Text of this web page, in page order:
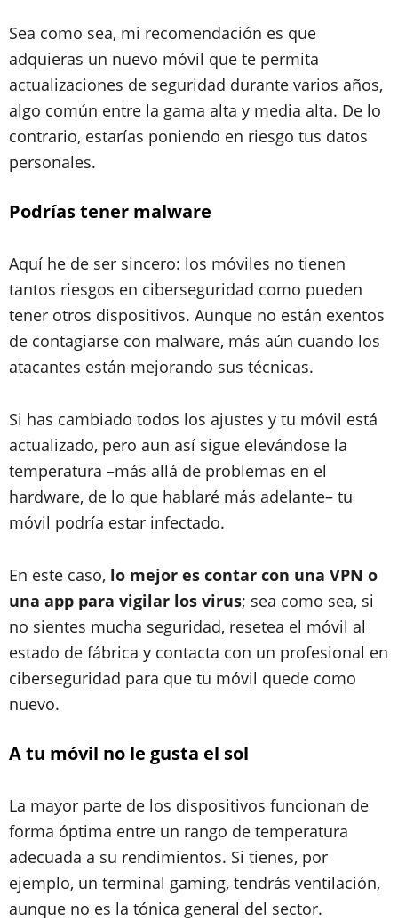
Sea como sea, mi recomendación es que
adquieras un nuevo móvil que te permita
actualizaciones de seguridad durante varios años,
algo común entre la gama alta y media alta. De lo
contrario, estarías poniendo en riesgo tus datos
personales.
Podrías tener malware
Aquí he de ser sincero: los móviles no tienen
tantos riesgos en ciberseguridad como pueden
tener otros dispositivos. Aunque no están exentos
de contagiarse con malware, más aún cuando los
atacantes están mejorando sus técnicas.
Si has cambiado todos los ajustes y tu móvil está
actualizado, pero aun así sigue elevándose la
temperatura –más allá de problemas en el
hardware, de lo que hablaré más adelante– tu
móvil podría estar infectado.
En este caso, lo mejor es contar con una VPN o
una app para vigilar los virus; sea como sea, si
no sientes mucha seguridad, resetea el móvil al
estado de fábrica y contacta con un profesional en
ciberseguridad para que tu móvil quede como
nuevo.
A tu móvil no le gusta el sol
La mayor parte de los dispositivos funcionan de
forma óptima entre un rango de temperatura
adecuada a su rendimientos. Si tienes, por
ejemplo, un terminal gaming, tendrás ventilación,
aunque no es la tónica general del sector.